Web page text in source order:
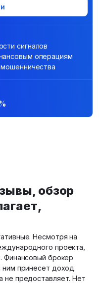
сигналов
операциям
мошенничества
обзор
Несмотря на
проекта,
Финансовый брокер
ним принесет доход.
не предоставляет. Нет